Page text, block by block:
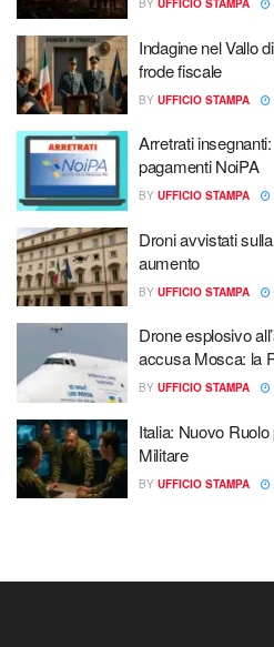
BY UFFICIO STAMPA
Indagine nel Vallo
frode fiscale
BY UFFICIO STAMPA
Arretrati
pagamenti NoiPA
BY UFFICIO STAMPA
Droni avvistati
aumento
BY UFFICIO STAMPA
Drone esplosivo
accusa Mosca: la
BY UFFICIO STAMPA
Italia: Nuovo
Militare
BY UFFICIO STAMPA